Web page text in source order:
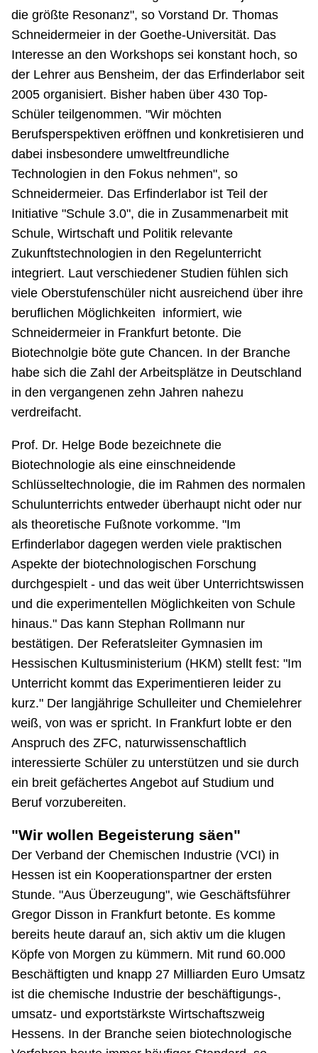
die größte Resonanz", so Vorstand Dr. Thomas
Schneidermeier in der Goethe-Universität. Das
Interesse an den Workshops sei konstant hoch, so
der Lehrer aus Bensheim, der das Erfinderlabor seit
2005 organisiert. Bisher haben über 430 Top-
Schüler teilgenommen. "Wir möchten
Berufsperspektiven eröffnen und konkretisieren und
dabei insbesondere umweltfreundliche
Technologien in den Fokus nehmen", so
Schneidermeier. Das Erfinderlabor ist Teil der
Initiative "Schule 3.0", die in Zusammenarbeit mit
Schule, Wirtschaft und Politik relevante
Zukunftstechnologien in den Regelunterricht
integriert. Laut verschiedener Studien fühlen sich
viele Oberstufenschüler nicht ausreichend über ihre
beruflichen Möglichkeiten informiert, wie
Schneidermeier in Frankfurt betonte. Die
Biotechnolgie böte gute Chancen. In der Branche
habe sich die Zahl der Arbeitsplätze in Deutschland
in den vergangenen zehn Jahren nahezu
verdreifacht.
Prof. Dr. Helge Bode bezeichnete die
Biotechnologie als eine einschneidende
Schlüsseltechnologie, die im Rahmen des normalen
Schulunterrichts entweder überhaupt nicht oder nur
als theoretische Fußnote vorkomme. "Im
Erfinderlabor dagegen werden viele praktischen
Aspekte der biotechnologischen Forschung
durchgespielt - und das weit über Unterrichtswissen
und die experimentellen Möglichkeiten von Schule
hinaus." Das kann Stephan Rollmann nur
bestätigen. Der Referatsleiter Gymnasien im
Hessischen Kultusministerium (HKM) stellt fest: "Im
Unterricht kommt das Experimentieren leider zu
kurz." Der langjährige Schulleiter und Chemielehrer
weiß, von was er spricht. In Frankfurt lobte er den
Anspruch des ZFC, naturwissenschaftlich
interessierte Schüler zu unterstützen und sie durch
ein breit gefächertes Angebot auf Studium und
Beruf vorzubereiten.
"Wir wollen Begeisterung säen"
Der Verband der Chemischen Industrie (VCI) in
Hessen ist ein Kooperationspartner der ersten
Stunde. "Aus Überzeugung", wie Geschäftsführer
Gregor Disson in Frankfurt betonte. Es komme
bereits heute darauf an, sich aktiv um die klugen
Köpfe von Morgen zu kümmern. Mit rund 60.000
Beschäftigten und knapp 27 Milliarden Euro Umsatz
ist die chemische Industrie der beschäftigungs-,
umsatz- und exportstärkste Wirtschaftszweig
Hessens. In der Branche seien biotechnologische